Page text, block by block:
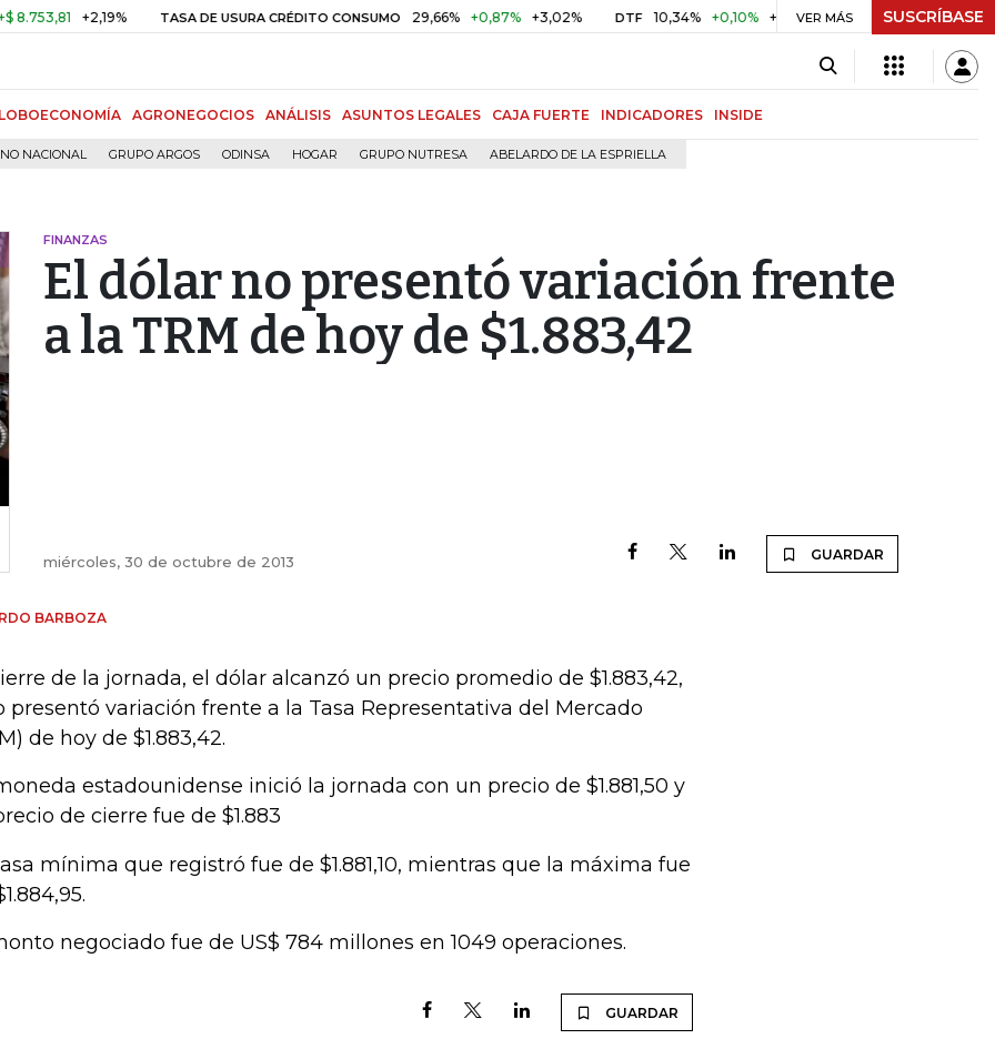
+2,19% TASA DE USURA CRÉDITO CONSUMO 29,66% +0,87% +3,02% DTF 10,34% +0,10% +0,98% UVR $ 417,01 +$ 0,05
VER MÁS SUSCRÍBASE
AGRONEGOCIOS ANÁLISIS ASUNTOS LEGALES CAJA FUERTE INDICADORES INSIDE
NACIONAL GRUPO ARGOS ODINSA HOGAR GRUPO NUTRESA ABELARDO DE LA ESPRIELLA
FINANZAS
El dólar no presentó variación frente
a la TRM de hoy de $1.883,42
miércoles, 30 de octubre de 2013 GUARDAR
BARBOZA
de la jornada, el dólar alcanzó un precio promedio de $1.883,42,
presentó variación frente a la Tasa Representativa del Mercado
de hoy de $1.883,42.
estadounidense inició la jornada con un precio de $1.881,50 y
de cierre fue de $1.883
mínima que registró fue de $1.881,10, mientras que la máxima fue
negociado fue de US$ 784 millones en 1049 operaciones.
GUARDAR